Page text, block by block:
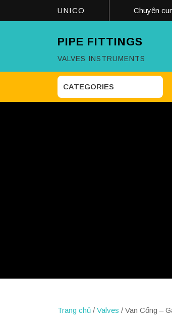
UNICO Chuyên
PIPE FITTINGS
VALVES INSTRUMENTS
CATEGORIES
Trang chủ / Valves / Van Cổng –